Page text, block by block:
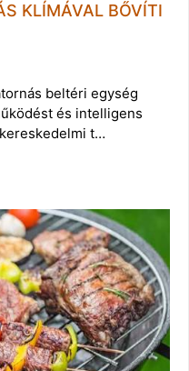
KLÍMÁVAL BŐVÍTI
beltéri egység
és intelligens
t…